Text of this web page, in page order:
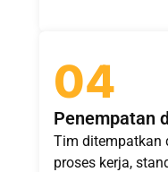
04
Penempatan
Tim ditempatkan
proses kerja,